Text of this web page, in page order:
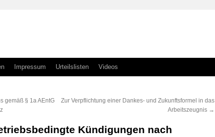
Impressum Urteilslisten Videos
gemäß § 1a AEntG
Zur Verpflichtung einer Dankes- und Zukunftsformel in das
Arbeitszeugnis →
Kündigungen nach